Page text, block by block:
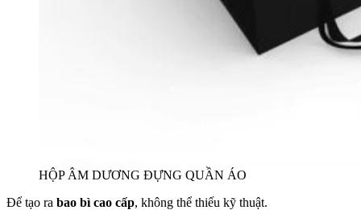
HỘP ÂM DƯƠNG ĐỰNG QUẦN ÁO
Để tạo ra bao bì cao cấp, không thể thiếu kỹ thuật.